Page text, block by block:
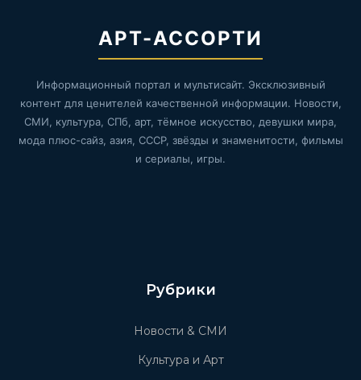
АРТ-АССОРТИ
Информационный портал и мультисайт. Эксклюзивный
контент для ценителей качественной информации. Новости,
СМИ, культура, СПб, арт, тёмное искусство, девушки мира,
мода плюс-сайз, азия, СССР, звёзды и знаменитости, фильмы
и сериалы, игры.
Рубрики
Новости & СМИ
Культура и Арт